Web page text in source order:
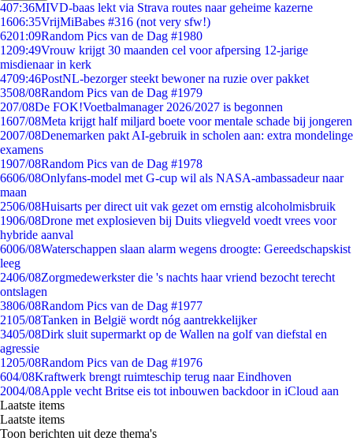
407:36MIVD-baas lekt via Strava routes naar geheime kazerne
1606:35VrijMiBabes #316 (not very sfw!)
6201:09Random Pics van de Dag #1980
1209:49Vrouw krijgt 30 maanden cel voor afpersing 12-jarige
misdienaar in kerk
4709:46PostNL-bezorger steekt bewoner na ruzie over pakket
3508/08Random Pics van de Dag #1979
207/08De FOK!Voetbalmanager 2026/2027 is begonnen
1607/08Meta krijgt half miljard boete voor mentale schade bij jongeren
2007/08Denemarken pakt AI-gebruik in scholen aan: extra mondelinge
examens
1907/08Random Pics van de Dag #1978
6606/08Onlyfans-model met G-cup wil als NASA-ambassadeur naar
maan
2506/08Huisarts per direct uit vak gezet om ernstig alcoholmisbruik
1906/08Drone met explosieven bij Duits vliegveld voedt vrees voor
hybride aanval
6006/08Waterschappen slaan alarm wegens droogte: Gereedschapskist
leeg
2406/08Zorgmedewerkster die 's nachts haar vriend bezocht terecht
ontslagen
3806/08Random Pics van de Dag #1977
2105/08Tanken in België wordt nóg aantrekkelijker
3405/08Dirk sluit supermarkt op de Wallen na golf van diefstal en
agressie
1205/08Random Pics van de Dag #1976
604/08Kraftwerk brengt ruimteschip terug naar Eindhoven
2004/08Apple vecht Britse eis tot inbouwen backdoor in iCloud aan
Laatste items
Laatste items
Toon berichten uit deze thema's